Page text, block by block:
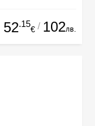
52.15
€ / 102лв.